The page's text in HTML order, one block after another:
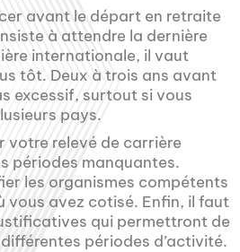
avant le départ en retraite
à attendre la dernière
internationale, il vaut
tôt. Deux à trois ans avant
excessif, surtout si vous
pays.
votre relevé de carrière
périodes manquantes.
les organismes compétents
vous avez cotisé. Enfin, il faut
qui permettront de
périodes d’activité.